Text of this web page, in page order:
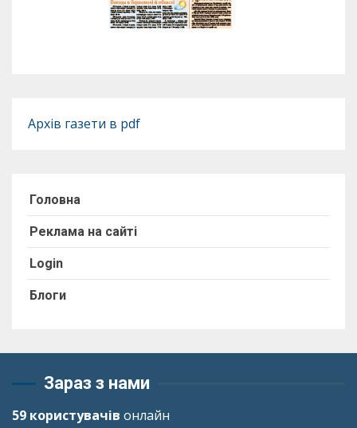
Архів газети в pdf
Головна
Реклама на сайті
Login
Блоги
Зараз з нами
59 користувачів онлайн